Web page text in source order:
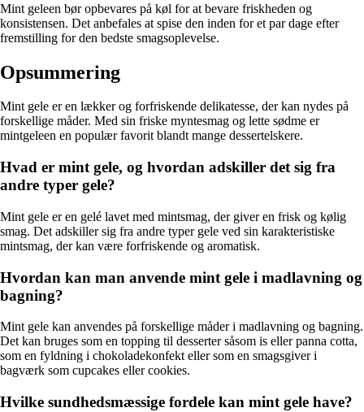
Mint geleen bør opbevares på køl for at bevare friskheden og
konsistensen. Det anbefales at spise den inden for et par dage efter
fremstilling for den bedste smagsoplevelse.
Opsummering
Mint gele er en lækker og forfriskende delikatesse, der kan nydes på
forskellige måder. Med sin friske myntesmag og lette sødme er
mintgeleen en populær favorit blandt mange dessertelskere.
Hvad er mint gele, og hvordan adskiller det sig fra
andre typer gele?
Mint gele er en gelé lavet med mintsmag, der giver en frisk og kølig
smag. Det adskiller sig fra andre typer gele ved sin karakteristiske
mintsmag, der kan være forfriskende og aromatisk.
Hvordan kan man anvende mint gele i madlavning og
bagning?
Mint gele kan anvendes på forskellige måder i madlavning og bagning.
Det kan bruges som en topping til desserter såsom is eller panna cotta,
som en fyldning i chokoladekonfekt eller som en smagsgiver i
bagværk som cupcakes eller cookies.
Hvilke sundhedsmæssige fordele kan mint gele have?